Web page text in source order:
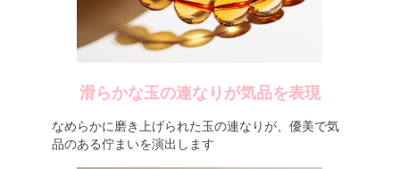
滑らかな玉の連なりが気品を表現
なめらかに磨き上げられた玉の連なりが、優美で気
品のある佇まいを演出します